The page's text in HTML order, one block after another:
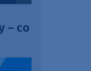
– co